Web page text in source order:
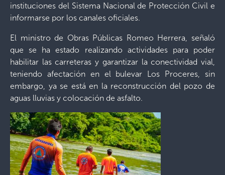
instituciones del Sistema Nacional de Protección Civil e
informarse por los canales oficiales.
El ministro de Obras Públicas Romeo Herrera, señaló
que se ha estado realizando actividades para poder
habilitar las carreteras y garantizar la conectividad vial,
teniendo afectación en el bulevar Los Proceres, sin
embargo, ya se está en la reconstrucción del pozo de
aguas lluvias y colocación de asfalto.